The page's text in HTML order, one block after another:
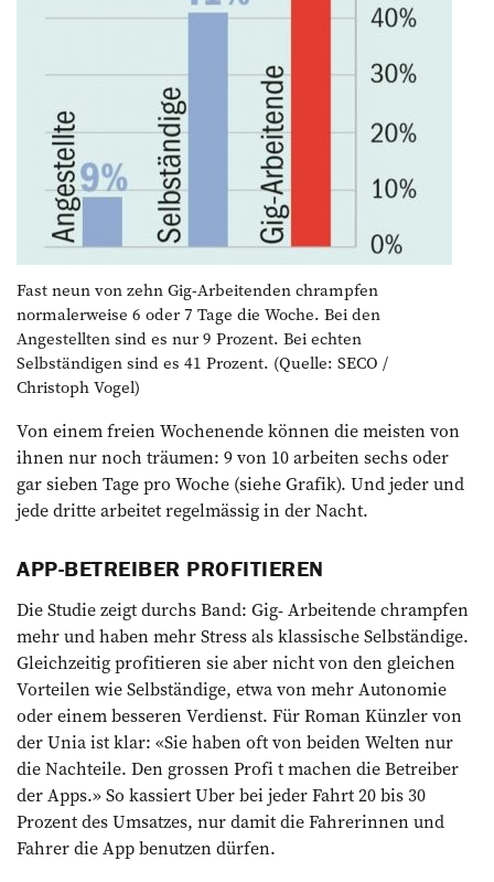
Fast neun von zehn Gig-Arbeitenden chrampfen
normalerweise 6 oder 7 Tage die Woche. Bei den
Angestellten sind es nur 9 Prozent. Bei echten
Selbständigen sind es 41 Prozent. (Quelle: SECO /
Christoph Vogel)
Von einem freien Wochenende können die meisten von
ihnen nur noch träumen: 9 von 10 arbeiten sechs oder
gar sieben Tage pro Woche (siehe Grafik). Und jeder und
jede dritte arbeitet regelmässig in der Nacht.
APP-BETREIBER PROFITIEREN
Die Studie zeigt durchs Band: Gig- Arbeitende chrampfen
mehr und haben mehr Stress als klassische Selbständige.
Gleichzeitig profitieren sie aber nicht von den gleichen
Vorteilen wie Selbständige, etwa von mehr Autonomie
oder einem besseren Verdienst. Für Roman Künzler von
der Unia ist klar: «Sie haben oft von beiden Welten nur
die Nachteile. Den grossen Profi t machen die Betreiber
der Apps.» So kassiert Uber bei jeder Fahrt 20 bis 30
Prozent des Umsatzes, nur damit die Fahrerinnen und
Fahrer die App benutzen dürfen.